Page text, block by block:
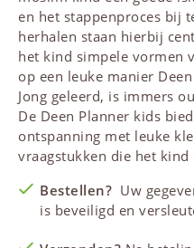
en het stappenproces bij
herhalen staan hierbij
het kind simpele vormen
op een leuke manier
Jong geleerd, is immers
De Deen Planner kids
ontspanning met leuke
vraagstukken die het kind
Bestellen? Uw
is beveiligd en